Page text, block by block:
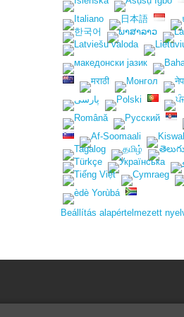
Beállítás alapértelmezett